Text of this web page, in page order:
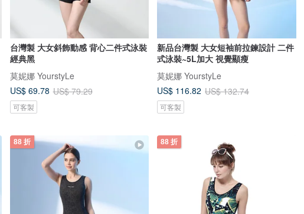
台灣製 大女斜飾動感 背心二件式泳裝
經典黑
莫妮娜 YourstyLe
US$ 69.78 US$ 79.29
可客製
新品台灣製 大女短袖前拉鍊設計 二件
式泳裝~5L加大 視覺顯瘦
莫妮娜 YourstyLe
US$ 116.82 US$ 132.74
可客製
88 折 88 折